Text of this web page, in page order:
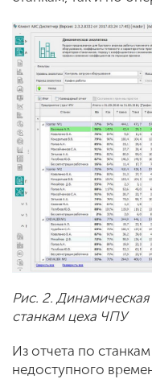
Рис. 2. Динамическая
станкам цеха ЧПУ
Из отчета по
недоступного